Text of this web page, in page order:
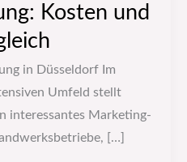
Kosten und
in Düsseldorf Im
Umfeld stellt
interessantes Marketing-
[…]